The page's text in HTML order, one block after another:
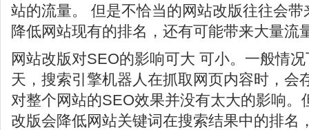
站的流量。 但是不恰当的网站改版往往会
降低网站现有的排名，还有可能带来大量流
网站改版对SEO的影响可大 可小。一般情
天，搜索引擎机器人在抓取网页内容时，会
对整个网站的SEO效果并没有太大的影响。
改版会降低网站关键词在搜索结果中的排名